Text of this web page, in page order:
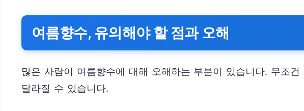
여름향수, 유의해야 할 점과 오해
많은 사람이 여름향수에 대해 오해하는 부분이 있습니다. 무조
달라질 수 있습니다.